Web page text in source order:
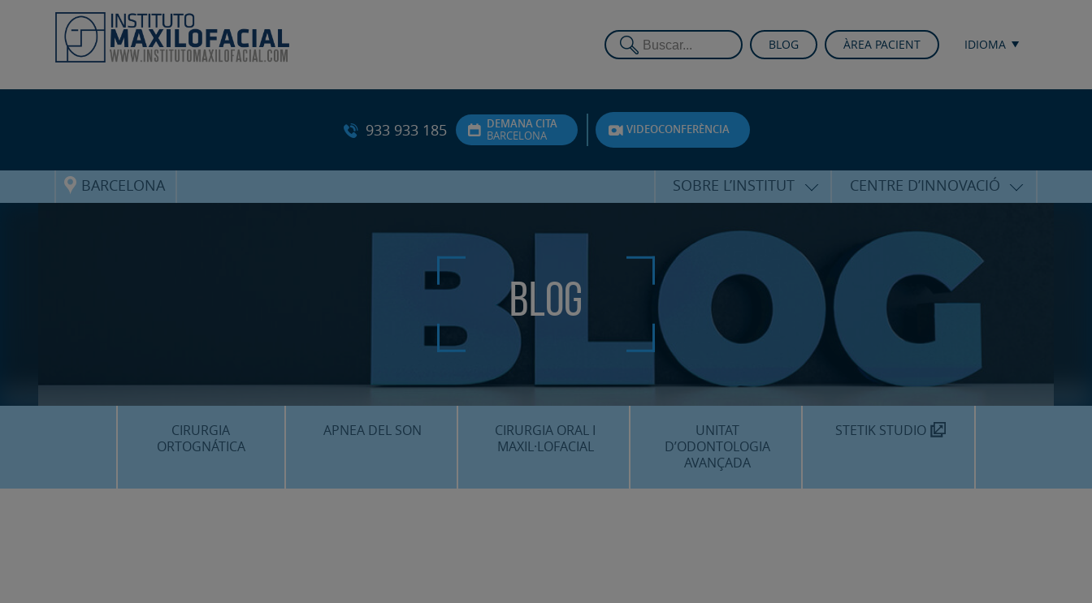
BLOG ÀREA PACIENT IDIOMA
933 933 185
DEMANA CITA
BARCELONA
VIDEOCONFERÈNCIA
BARCELONA SOBRE L’INSTITUT
ALFARO
ATENCIÓ PERSONALITZADA
UNITAT DE SUPORT
PSICOLÒGIC
SERVEIS INTERNACIONALS
CENTRE MÈDIC TEKNON
ON SOM?
CENTRE D’INNOVACIÓ
CONFERÈNCIES I CONGRESSOS
FORMACIÓ
PUBLICACIONS CIENTÍFIQUES
LA VEU DE L’EXPERT
Blog
CIRURGIA
ORTOGNÁTICA
APNEA DEL SON
CIRURGIA ORAL I
MAXIL·LOFACIAL
UNITAT
D’ODONTOLOGIA
AVANÇADA
STETIK STUDIO